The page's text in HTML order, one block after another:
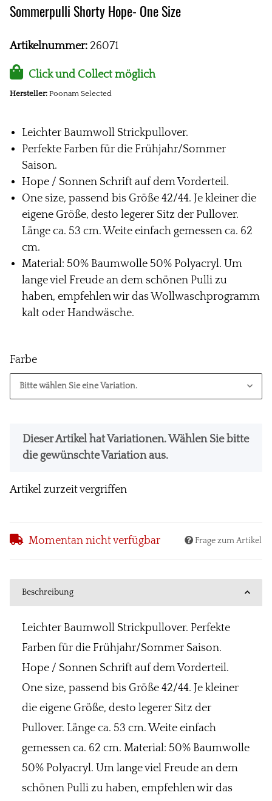
Sommerpulli Shorty Hope- One Size
Artikelnummer: 26071
Click und Collect möglich
Hersteller: Poonam Selected
Leichter Baumwoll Strickpullover.
Perfekte Farben für die Frühjahr/Sommer
Saison.
Hope / Sonnen Schrift auf dem Vorderteil.
One size, passend bis Größe 42/44. Je kleiner die
eigene Größe, desto legerer Sitz der Pullover.
Länge ca. 53 cm. Weite einfach gemessen ca. 62
cm.
Material: 50% Baumwolle 50% Polyacryl. Um
lange viel Freude an dem schönen Pulli zu
haben, empfehlen wir das Wollwaschprogramm
kalt oder Handwäsche.
Farbe
Bitte wählen Sie eine Variation.
x
Dieser Artikel hat Variationen. Wählen Sie bitte
die gewünschte Variation aus.
Artikel zurzeit vergriffen
Momentan nicht verfügbar Frage zum Artikel
Beschreibung
Leichter Baumwoll Strickpullover. Perfekte
Farben für die Frühjahr/Sommer Saison.
Hope / Sonnen Schrift auf dem Vorderteil.
One size, passend bis Größe 42/44. Je kleiner
die eigene Größe, desto legerer Sitz der
Pullover. Länge ca. 53 cm. Weite einfach
gemessen ca. 62 cm. Material: 50% Baumwolle
50% Polyacryl. Um lange viel Freude an dem
schönen Pulli zu haben, empfehlen wir das